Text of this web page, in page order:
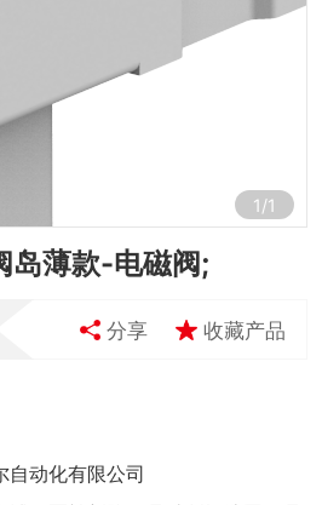
1/1
岛薄款-电磁阀;
分享 收藏产品
自动化有限公司